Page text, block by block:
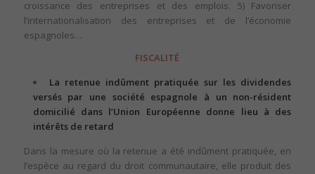
croissance des entreprises et des emplois. 5) Favoriser
l’internationalisation des entreprises et de l’économie
espagnoles…
FISCALITÉ
La retenue indûment pratiquée sur les dividendes
versés par une société espagnole à un non-résident
domicilié dans l’Union Européenne donne lieu à des
intérêts de retard
Dans la mesure où la retenue a été indûment pratiquée, en
l’espèce au regard du droit communautaire, elle produit des